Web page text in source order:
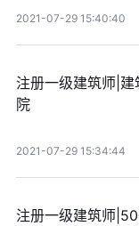
2021-07-29 15:40:40
注册一级建筑师|
院
2021-07-29 15:34:44
注册一级建筑师